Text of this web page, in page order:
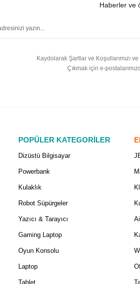
Haberler ve
Kaydolarak Şartlar ve Koşullarımızı
Çıkmak için e-
POPÜLER KATEGORİLER
Dizüstü Bilgisayar
Powerbank
Kulaklık
Robot Süpürgeler
Yazıcı & Tarayıcı
Gaming Laptop
Oyun Konsolu
Laptop
Tablet